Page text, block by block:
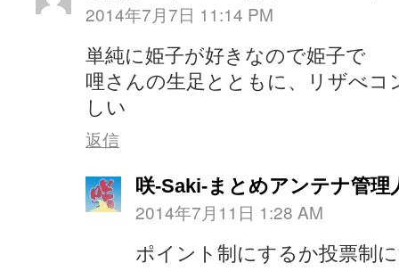
2014年7月7日 11:14 PM
単純に姫子が好きなので姫子で
哩さんの生足とともに、リザべコ
しい
返信
咲-Saki-まとめアンテナ管理
2014年7月11日 1:28 AM
ポイント制にするか投票制